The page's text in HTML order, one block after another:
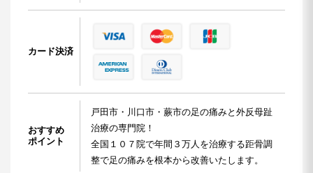
カード決済
おすすめ
ポイント
戸田市・川口市・蕨市の足の痛みと外反母趾
治療の専門院！
全国１０７院で年間３万人を治療する距骨調
整で足の痛みを根本から改善いたします。